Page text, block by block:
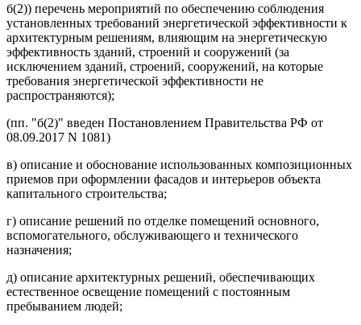
б(2)) перечень мероприятий по обеспечению соблюдения
установленных требований энергетической эффективности к
архитектурным решениям, влияющим на энергетическую
эффективность зданий, строений и сооружений (за
исключением зданий, строений, сооружений, на которые
требования энергетической эффективности не
распространяются);
(пп. "б(2)" введен Постановлением Правительства РФ от
08.09.2017 N 1081)
в) описание и обоснование использованных композиционных
приемов при оформлении фасадов и интерьеров объекта
капитального строительства;
г) описание решений по отделке помещений основного,
вспомогательного, обслуживающего и технического
назначения;
д) описание архитектурных решений, обеспечивающих
естественное освещение помещений с постоянным
пребыванием людей;